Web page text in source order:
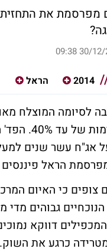
מפרסמת את
30/12/
2014 הראל
של עד 40%
. הפד'
הראל
צופים כי האיום
גבוהים
דווקא
כרגע את